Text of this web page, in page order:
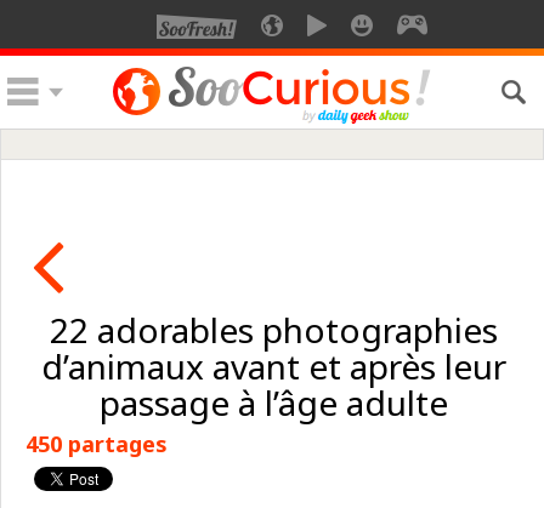
22 adorables photographies
d’animaux avant et après leur
passage à l’âge adulte
450 partages